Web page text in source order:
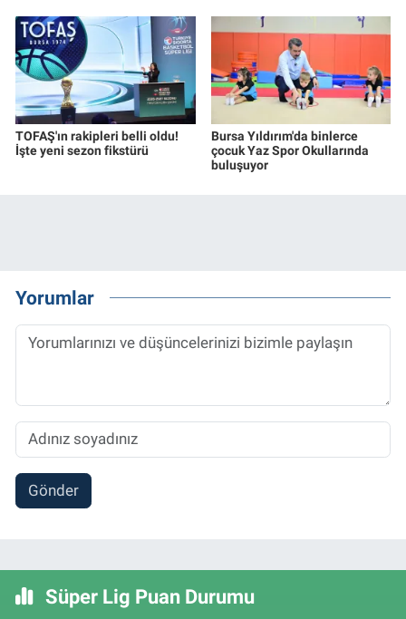
TOFAŞ'ın rakipleri belli oldu!
İşte yeni sezon fikstürü
Bursa Yıldırım'da binlerce
çocuk Yaz Spor Okullarında
buluşuyor
Yorumlar
Gönder
Süper Lig Puan Durumu